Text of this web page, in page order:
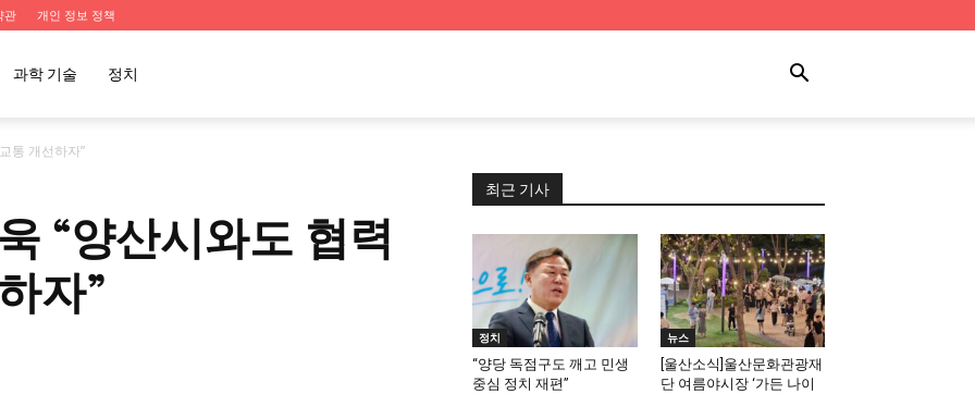
관 개인 정보 정책
과학 기술 정치
통 개선하자”
“양산시와도 협력
자”
최근 기사
정치
“양당 독점구도 깨고 민생
중심 정치 재편”
뉴스
[울산소식]울산문화관광재
단 여름야시장 ‘가든 나이